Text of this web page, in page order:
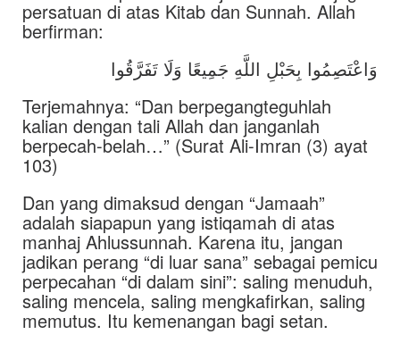
persatuan di atas Kitab dan Sunnah. Allah
berfirman:
وَاعْتَصِمُوا بِحَبْلِ اللَّهِ جَمِيعًا وَلَا تَفَرَّقُوا
Terjemahnya: “Dan berpegangteguhlah
kalian dengan tali Allah dan janganlah
berpecah-belah…” (Surat Ali-Imran (3) ayat
103)
Dan yang dimaksud dengan “Jamaah”
adalah siapapun yang istiqamah di atas
manhaj Ahlussunnah. Karena itu, jangan
jadikan perang “di luar sana” sebagai pemicu
perpecahan “di dalam sini”: saling menuduh,
saling mencela, saling mengkafirkan, saling
memutus. Itu kemenangan bagi setan.